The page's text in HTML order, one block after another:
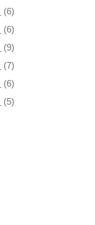
(6)
(6)
(9)
(7)
(6)
(5)